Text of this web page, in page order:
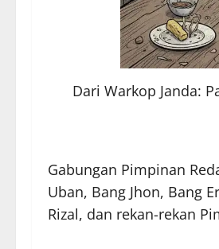
Dari Warkop Janda:
Gabungan Pimpinan
Uban, Bang Jhon, Bang
Rizal, dan rekan-rekan